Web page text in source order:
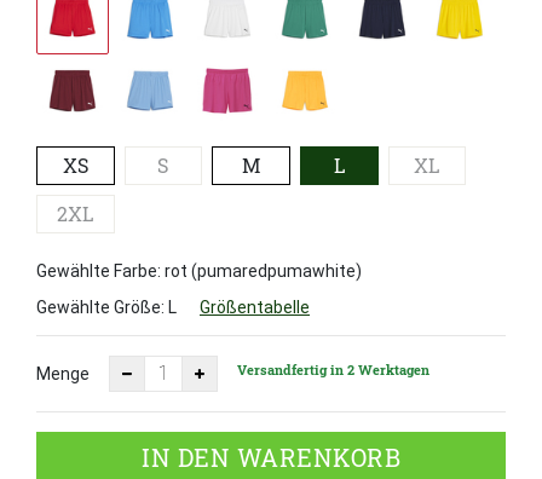
XS S M L
XL
2XL
Gewählte Farbe: rot (pumaredpumawhite)
Gewählte Größe: L Größentabelle
Menge Versandfertig in 2 Werktagen
IN DEN WARENKORB